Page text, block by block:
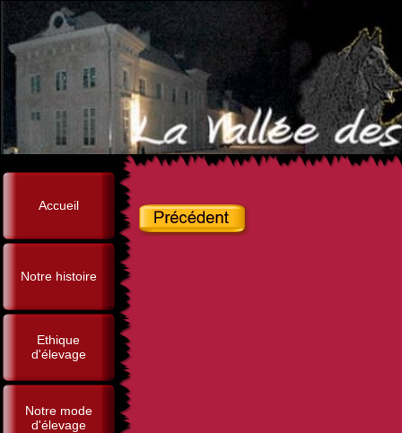
Accueil
Notre histoire
Ethique
d'élevage
Notre mode
d'élevage